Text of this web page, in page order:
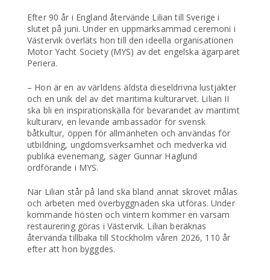
Efter 90 år i England återvände Lilian till Sverige i
slutet på juni. Under en uppmärksammad ceremoni i
Västervik överläts hon till den ideella organisationen
Motor Yacht Society (MYS) av det engelska ägarparet
Periera.
– Hon är en av världens äldsta dieseldrivna lustjakter
och en unik del av det maritima kulturarvet. Lilian II
ska bli en inspirationskälla för bevarandet av maritimt
kulturarv, en levande ambassadör för svensk
båtkultur, öppen för allmänheten och användas för
utbildning, ungdomsverksamhet och medverka vid
publika evenemang, säger Gunnar Haglund
ordförande i MYS.
När Lilian står på land ska bland annat skrovet målas
och arbeten med överbyggnaden ska utföras. Under
kommande hösten och vintern kommer en varsam
restaurering göras i Västervik. Lilian beräknas
återvända tillbaka till Stockholm våren 2026, 110 år
efter att hon byggdes.